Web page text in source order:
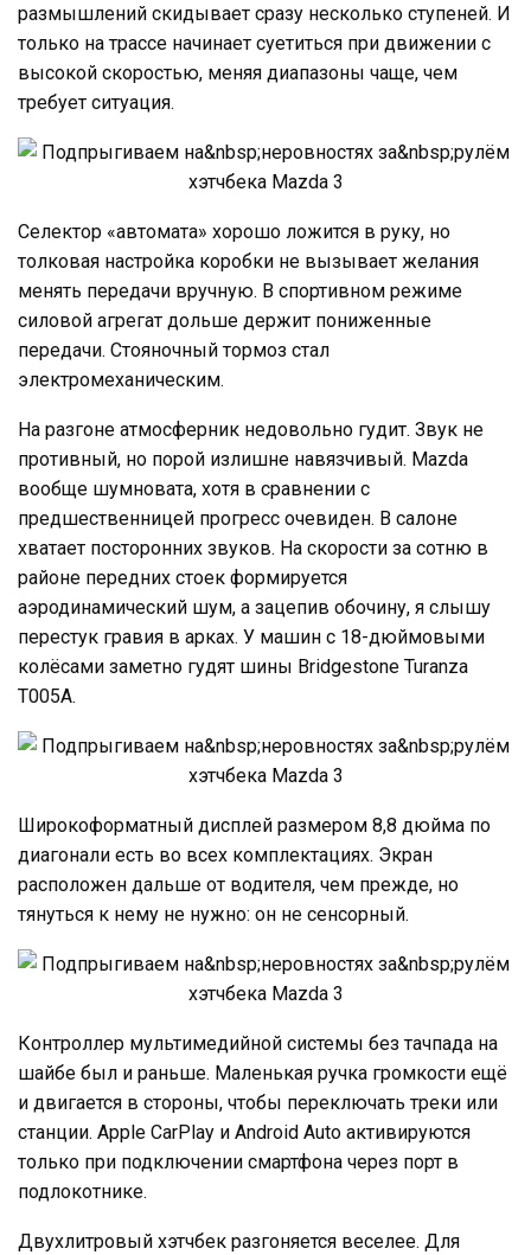
размышлений скидывает сразу несколько ступеней. И
только на трассе начинает суетиться при движении с
высокой скоростью, меняя диапазоны чаще, чем
требует ситуация.
Селектор «автомата» хорошо ложится в руку, но
толковая настройка коробки не вызывает желания
менять передачи вручную. В спортивном режиме
силовой агрегат дольше держит пониженные
передачи. Стояночный тормоз стал
электромеханическим.
На разгоне атмосферник недовольно гудит. Звук не
противный, но порой излишне навязчивый. Mazda
вообще шумновата, хотя в сравнении с
предшественницей прогресс очевиден. В салоне
хватает посторонних звуков. На скорости за сотню в
районе передних стоек формируется
аэродинамический шум, а зацепив обочину, я слышу
перестук гравия в арках. У машин с 18-дюймовыми
колёсами заметно гудят шины Bridgestone Turanza
T005A.
Широкоформатный дисплей размером 8,8 дюйма по
диагонали есть во всех комплектациях. Экран
расположен дальше от водителя, чем прежде, но
тянуться к нему не нужно: он не сенсорный.
Контроллер мультимедийной системы без тачпада на
шайбе был и раньше. Маленькая ручка громкости ещё
и двигается в стороны, чтобы переключать треки или
станции. Apple CarPlay и Android Auto активируются
только при подключении смартфона через порт в
подлокотнике.
Двухлитровый хэтчбек разгоняется веселее. Для